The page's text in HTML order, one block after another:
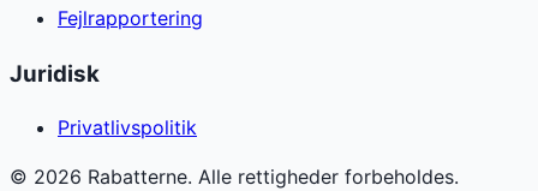
Fejlrapportering
Juridisk
Privatlivspolitik
© 2026 Rabatterne. Alle rettigheder forbeholdes.